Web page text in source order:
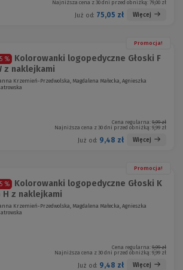
Najniższa cena z 30 dni przed obniżką: 79,00 zł
Już od: 75,05 zł Więcej
Promocja!
%
Kolorowanki logopedyczne Głoski F
z naklejkami
Krzemień-Przedwolska, Magdalena Małecka, Agnieszka
Cena regularna: 9,99 zł
Najniższa cena z 30 dni przed obniżką: 9,99 zł
Już od: 9,48 zł Więcej
Promocja!
%
Kolorowanki logopedyczne Głoski K
H z naklejkami
Krzemień-Przedwolska, Magdalena Małecka, Agnieszka
Cena regularna: 9,99 zł
Najniższa cena z 30 dni przed obniżką: 9,99 zł
Już od: 9,48 zł Więcej